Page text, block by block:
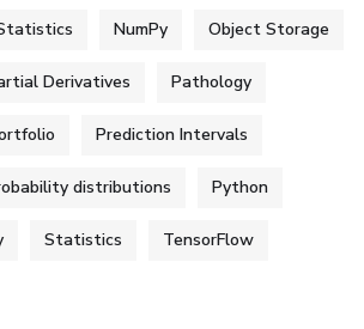
NumPy Object Storage
Derivatives Pathology
Prediction Intervals
distributions Python
Statistics TensorFlow